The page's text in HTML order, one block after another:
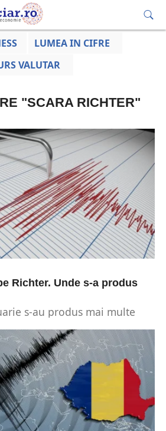
LUMEA IN CIFRE
VALUTAR
"SCARA RICHTER"
Richter. Unde s-a produs
s-au produs mai multe